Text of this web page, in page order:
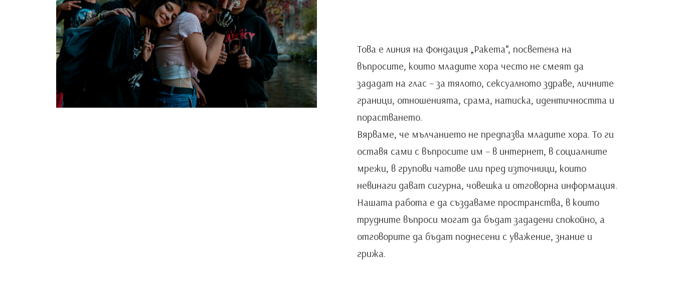
Това е линия на Фондация „Ракета“, посветена на
въпросите, които младите хора често не смеят да
зададат на глас – за тялото, сексуалното здраве, личните
граници, отношенията, срама, натиска, идентичността и
порастването.
Вярваме, че мълчанието не предпазва младите хора. То ги
оставя сами с въпросите им – в интернет, в социалните
мрежи, в групови чатове или пред източници, които
невинаги дават сигурна, човешка и отговорна информация.
Нашата работа е да създаваме пространства, в които
трудните въпроси могат да бъдат зададени спокойно, а
отговорите да бъдат поднесени с уважение, знание и
грижа.